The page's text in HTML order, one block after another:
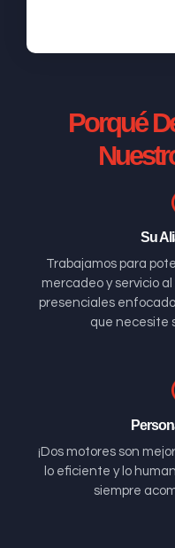
Porqué
Su
Trabajamos para
mercadeo y servicio
presenciales
que necesite
¡Dos motores son
lo eficiente y lo
siempre